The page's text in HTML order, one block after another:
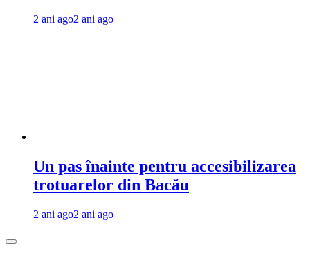
2 ani ago2 ani ago
Un pas înainte pentru accesibilizarea
trotuarelor din Bacău
2 ani ago2 ani ago